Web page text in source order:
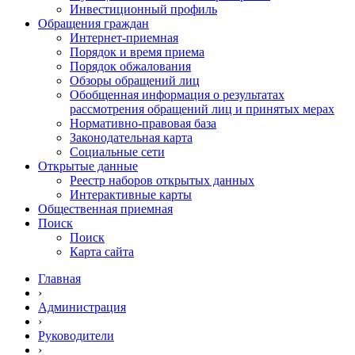
Инвестиционный профиль
Обращения граждан
Интернет-приемная
Порядок и время приема
Порядок обжалования
Обзоры обращений лиц
Обобщенная информация о результатах
рассмотрения обращений лиц и принятых мерах
Нормативно-правовая база
Законодательная карта
Социальные сети
Открытые данные
Реестр наборов открытых данных
Интерактивные карты
Общественная приемная
Поиск
Поиск
Карта сайта
Главная
›
Администрация
›
Руководители
›